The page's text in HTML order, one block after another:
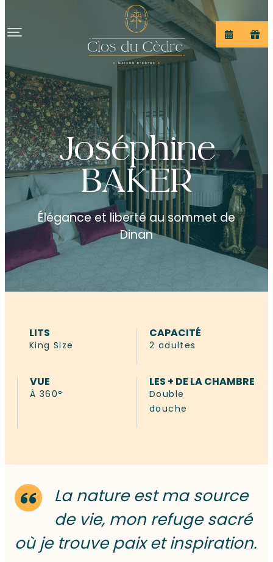
Joséphine
BAKER
Élégance et liberté au sommet de
Dinan
LITS
King Size
CAPACITÉ
2 adultes
VUE
À 360°
LES + DE LA CHAMBRE
Double
douche
La nature est ma source
de vie, mon refuge sacré
où je trouve paix et inspiration.